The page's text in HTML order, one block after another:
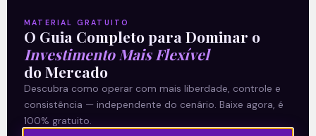
23/07/2021
MATERIAL GRATUITO
O Guia Completo para Dominar o
Investimento Mais Flexível
do Mercado
Descubra como operar com mais liberdade, controle e
consistência — independente do cenário. Baixe agora, é
100% gratuito.